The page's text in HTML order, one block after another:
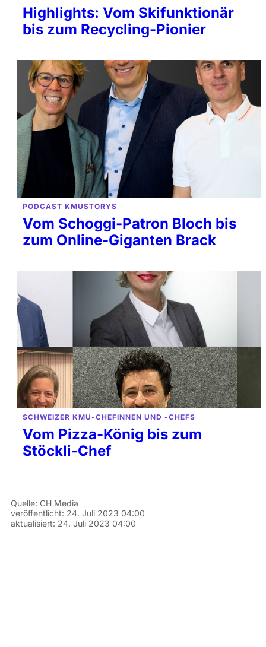
Highlights: Vom Skifunktionär
bis zum Recycling-Pionier
PODCAST KMUSTORYS
Vom Schoggi-Patron Bloch bis
zum Online-Giganten Brack
SCHWEIZER KMU-CHEFINNEN UND -CHEFS
Vom Pizza-König bis zum
Stöckli-Chef
Quelle: CH Media
veröffentlicht: 24. Juli 2023 04:00
aktualisiert: 24. Juli 2023 04:00